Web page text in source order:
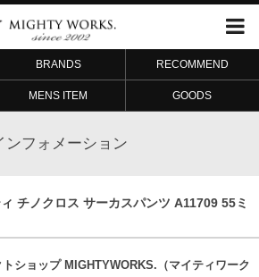
BRANDS RECOMMEND
MENS ITEM GOODS
ンフォメーション
チノクロス サーカスパンツ A11709 55ミ
ショップ MIGHTYWORKS.（マイティワーク